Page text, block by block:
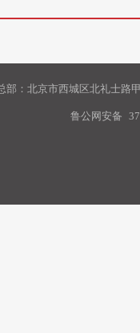
部：北京市西城区北礼士路
鲁公网安备